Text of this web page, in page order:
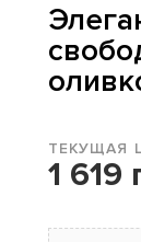
ТЕКУЩАЯ
1 619